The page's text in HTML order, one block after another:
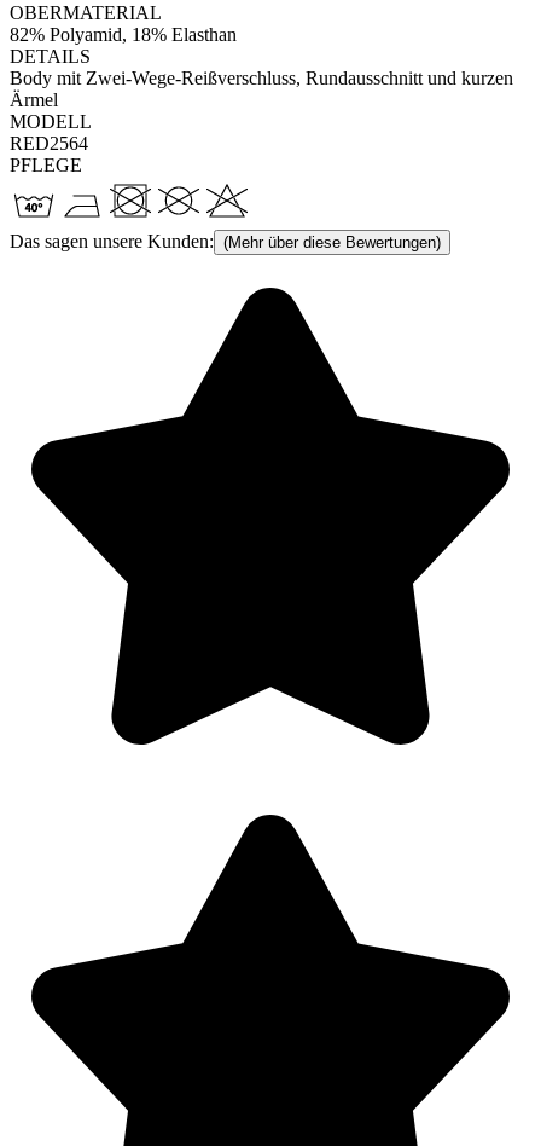
OBERMATERIAL
82% Polyamid, 18% Elasthan
DETAILS
Body mit Zwei-Wege-Reißverschluss, Rundausschnitt und kurzen
Ärmel
MODELL
RED2564
PFLEGE
Das sagen unsere Kunden: (Mehr über diese Bewertungen)